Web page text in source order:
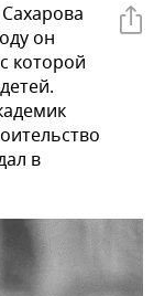
он
которой
в